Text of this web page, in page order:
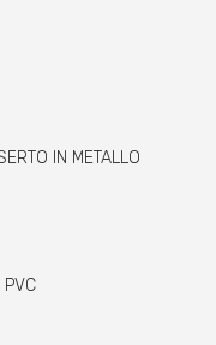
IN METALLO
PVC